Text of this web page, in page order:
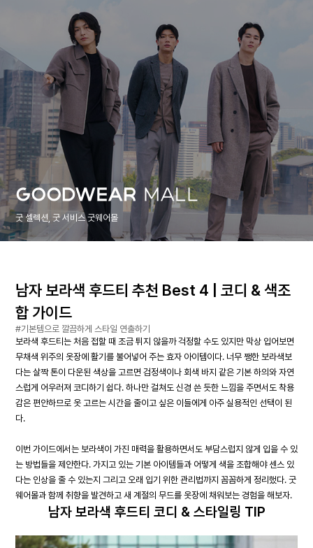
굿 셀렉션, 굿 서비스 굿웨어몰
남자 보라색 후드티 추천 Best 4 | 코디 & 색조
합 가이드
#기본템으로 깔끔하게 스타일 연출하기
보라색 후드티는 처음 접할 때 조금 튀지 않을까 걱정할 수도 있지만 막상 입어보면
무채색 위주의 옷장에 활기를 불어넣어 주는 효자 아이템이다. 너무 쨍한 보라색보
다는 살짝 톤이 다운된 색상을 고르면 검정색이나 회색 바지 같은 기본 하의와 자연
스럽게 어우러져 코디하기 쉽다. 하나만 걸쳐도 신경 쓴 듯한 느낌을 주면서도 착용
감은 편안하므로 옷 고르는 시간을 줄이고 싶은 이들에게 아주 실용적인 선택이 된
다.
이번 가이드에서는 보라색이 가진 매력을 활용하면서도 부담스럽지 않게 입을 수 있
는 방법들을 제안한다. 가지고 있는 기본 아이템들과 어떻게 색을 조합해야 센스 있
다는 인상을 줄 수 있는지 그리고 오래 입기 위한 관리법까지 꼼꼼하게 정리했다. 굿
웨어몰과 함께 취향을 발견하고 새 계절의 무드를 옷장에 채워보는 경험을 해보자.
남자 보라색 후드티 코디 & 스타일링 TIP